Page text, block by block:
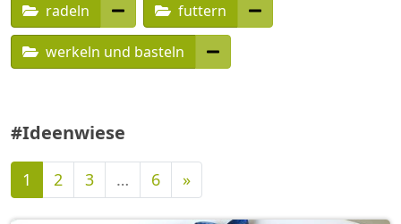
radeln futtern
werkeln und basteln
#Ideenwiese
1 2 3 … 6 »Nächste